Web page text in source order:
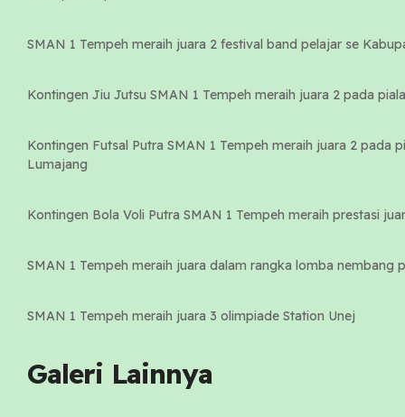
SMAN 1 Tempeh meraih juara 2 festival band pelajar se
Kontingen Jiu Jutsu SMAN 1 Tempeh meraih juara 2 pada
Kontingen Futsal Putra SMAN 1 Tempeh meraih juara 2 pada
Lumajang
Kontingen Bola Voli Putra SMAN 1 Tempeh meraih prestasi
SMAN 1 Tempeh meraih juara dalam rangka lomba nembang
SMAN 1 Tempeh meraih juara 3 olimpiade Station Unej
Galeri Lainnya